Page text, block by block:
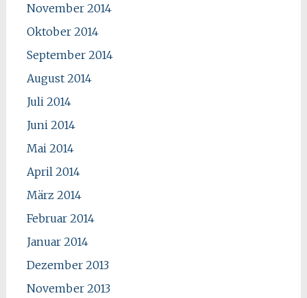
November 2014
Oktober 2014
September 2014
August 2014
Juli 2014
Juni 2014
Mai 2014
April 2014
März 2014
Februar 2014
Januar 2014
Dezember 2013
November 2013